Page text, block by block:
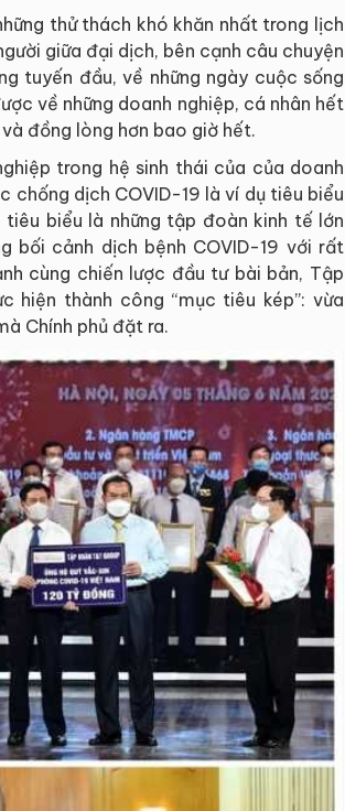
thử thách khó khăn nhất trong lịch
giữa đại dịch, bên cạnh câu chuyện
tuyến đầu, về những ngày cuộc sống
về những doanh nghiệp, cá nhân hết
đồng lòng hơn bao giờ hết.
trong hệ sinh thái của của doanh
chống dịch COVID-19 là ví dụ tiêu biểu
biểu là những tập đoàn kinh tế lớn
cảnh dịch bệnh COVID-19 với rất
cùng chiến lược đầu tư bài bản, Tập
hiện thành công “mục tiêu kép”: vừa
Chính phủ đặt ra.